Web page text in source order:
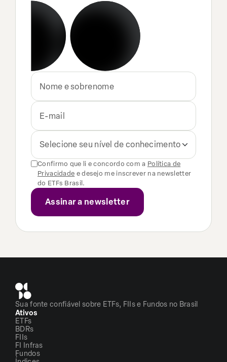
Selecione seu nível de conhecimento
Confirmo que li e concordo com a Política de
Privacidade e desejo me inscrever na newsletter
do ETFs Brasil.
Sua fonte confiável sobre ETFs, FIIs e Fundos no Brasil
Ativos
ETFs
BDRs
FIIs
FI Infras
Fundos